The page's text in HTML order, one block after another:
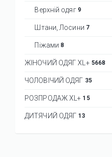
Верхній одяг 9
Штани, Лосини 7
Піжами 8
ЖІНОЧИЙ ОДЯГ XL+ 5668
ЧОЛОВІЧИЙ ОДЯГ 35
РОЗПРОДАЖ XL+ 15
ДИТЯЧИЙ ОДЯГ 13